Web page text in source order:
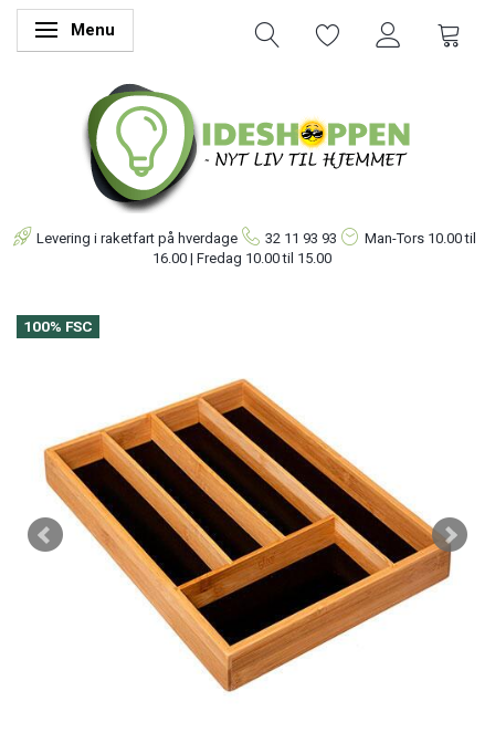
Skifte navigation
Menu
Levering i raketfart på hverdage 32 11 93 93 Man-Tors 10.00 til
16.00 | Fredag 10.00 til 15.00
100% FSC